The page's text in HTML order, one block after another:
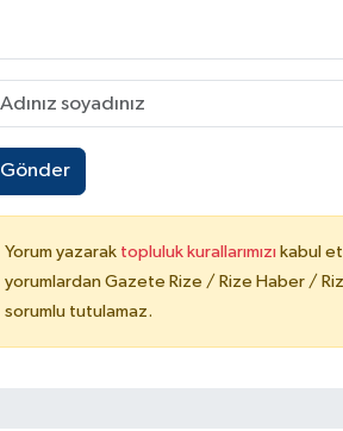
Gönder
Yorum yazarak topluluk kurallarımızı kabul
yorumlardan Gazete Rize / Rize Haber /
sorumlu tutulamaz.